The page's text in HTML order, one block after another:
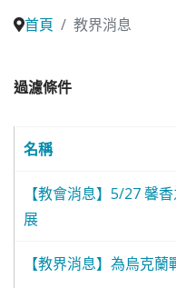
首頁 教界消息
過濾條件
名稱
【教會消息】5/27 馨
展
【教界消息】為烏克蘭